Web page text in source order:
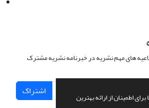
اطمینان از ارائه بهترین
های مهم نشریه در خبرنامه نشریه مشترک
اشتراک